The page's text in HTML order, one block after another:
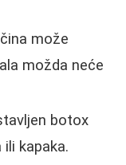
može
možda neće
botox
kapaka.